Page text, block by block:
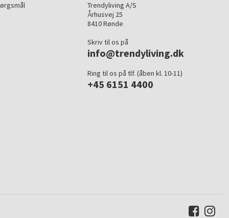
Trendyliving A/S
Århusvej 25
8410 Rønde
Skriv til os på
info@trendyliving.dk
Ring til os på tlf. (åben kl. 10-11)
+45 6151 4400